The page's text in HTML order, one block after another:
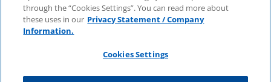
through the “Cookies Settings”. You can read more about
these uses in our Privacy Statement / Company
Information.
Cookies Settings